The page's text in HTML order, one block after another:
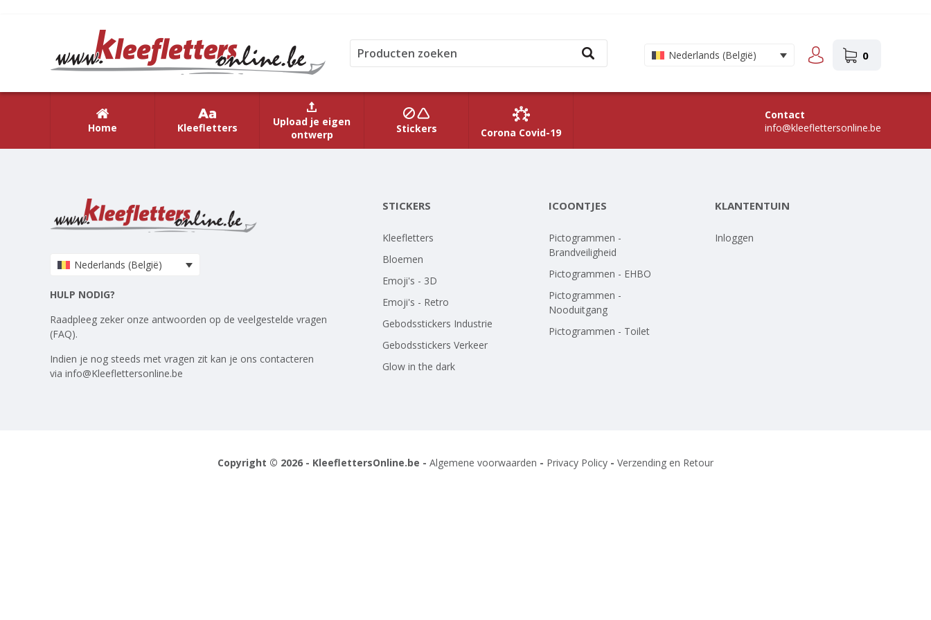
Nederlands (België) 0
Home Kleefletters
Upload je eigen
ontwerp
Stickers Corona Covid-19
Contact
info@kleeflettersonline.be
Nederlands (België)
HULP NODIG?
Raadpleeg zeker onze antwoorden op de veelgestelde vragen
(FAQ).
Indien je nog steeds met vragen zit kan je ons contacteren
via info@Kleeflettersonline.be
STICKERS
Kleefletters
Bloemen
Emoji's - 3D
Emoji's - Retro
Gebodsstickers Industrie
Gebodsstickers Verkeer
Glow in the dark
ICOONTJES
Pictogrammen -
Brandveiligheid
Pictogrammen - EHBO
Pictogrammen -
Nooduitgang
Pictogrammen - Toilet
KLANTENTUIN
Inloggen
Copyright © 2026 - KleeflettersOnline.be - Algemene voorwaarden - Privacy Policy - Verzending en Retour